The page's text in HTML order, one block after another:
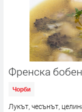
Френска
Чорби
Лукът, чесънът,